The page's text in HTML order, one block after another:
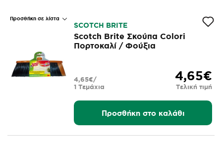
Προσθήκη σε λίστα
SCOTCH BRITE
Scotch Brite Σκούπα Colori
Πορτοκαλί / Φούξια
4,65€
Τελική τιμή
1 Τεμάχια
4,65€/
Προσθήκη στο καλάθι